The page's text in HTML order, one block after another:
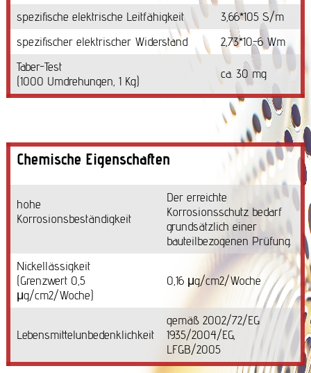
spezifische elektrische Leitfähigkeit
3,66*105 S/m
spezifischer elektrischer Widerstand
2,73*10-6 Wm
Taber-Test
(1000 Umdrehungen, 1 Kg)
ca. 30 mg
Chemische Eigenschaften
hohe
Korrosionsbeständigkeit
Der erreichte
Korrosionsschutz bedarf
grundsätzlich einer
bauteilbezogenen Prüfung.
Nickellässigkeit
(Grenzwert 0,5
μg/cm2/Woche)
0,16 μg/cm2/Woche
Lebensmittelunbedenklichkeit
gemäß 2002/72/EG
1935/2004/EG,
LFGB/2005